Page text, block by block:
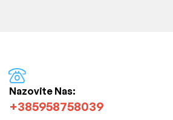
Nazovite Nas:
+385958758039